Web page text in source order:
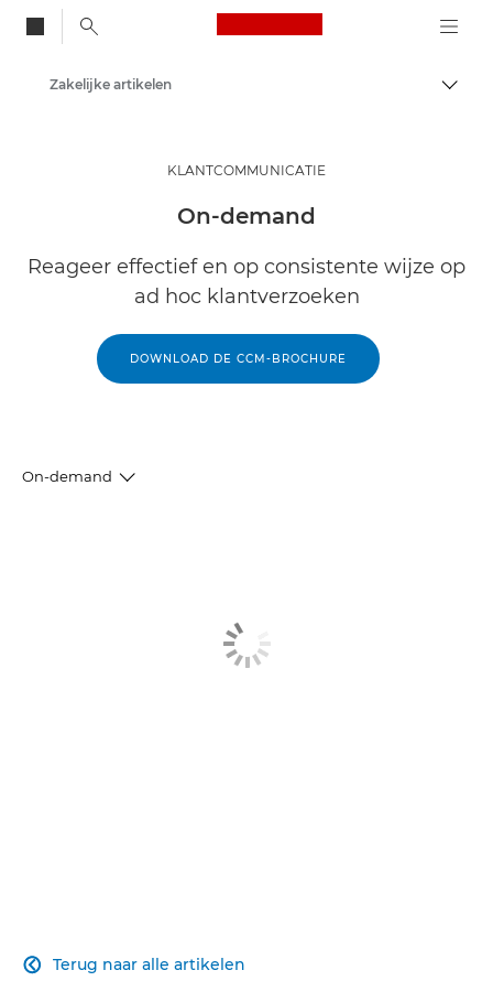
Canon Logo, back
Oplossingen en services
Zakelijke artikelen
KLANTCOMMUNICATIE
On-demand
Reageer effectief en op consistente wijze op
ad hoc klantverzoeken
DOWNLOAD DE CCM-BROCHURE
On-demand
Terug naar alle artikelen
